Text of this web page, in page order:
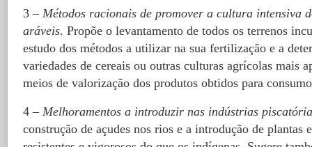
3 – Métodos racionais de promover a cultura intensiva
aráveis. Propõe o levantamento de todos os terrenos
estudo dos métodos a utilizar na sua fertilização e a
variedades de cereais ou outras culturas agrícolas mais
meios de valorização dos produtos obtidos para
4 – Melhoramentos a introduzir nas indústrias
construção de açudes nos rios e a introdução de plantas